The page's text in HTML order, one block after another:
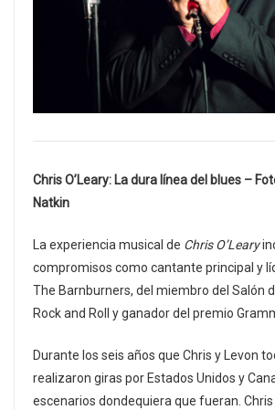
Chris O’Leary: La dura línea del blues –
Natkin
La experiencia musical de Chris O’Leary
compromisos como cantante principal y
The Barnburners, del miembro del Salón
Rock and Roll y ganador del premio
Durante los seis años que Chris y Levon
realizaron giras por Estados Unidos y
escenarios dondequiera que fueran.